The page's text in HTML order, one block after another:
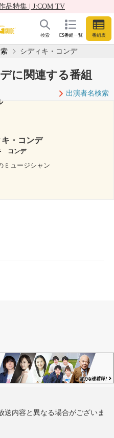
品特集 | J:COM TV
CS番組一覧 番組表
検索
シディキ・コンデ
に関連する番組
出演者名検索
キ・コンデ
コンデ
ミュージシャン
送内容と異なる場合がございま